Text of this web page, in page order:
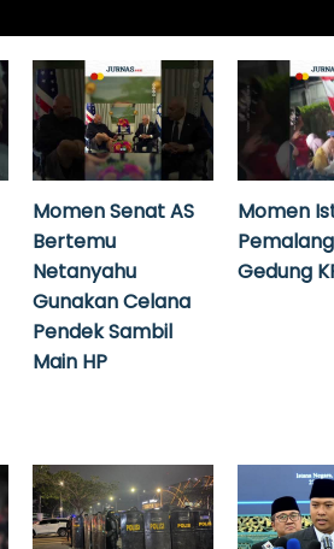
Momen Senat AS
Bertemu
Netanyahu
Gunakan Celana
Pendek Sambil
Main HP
Momen
Gedung